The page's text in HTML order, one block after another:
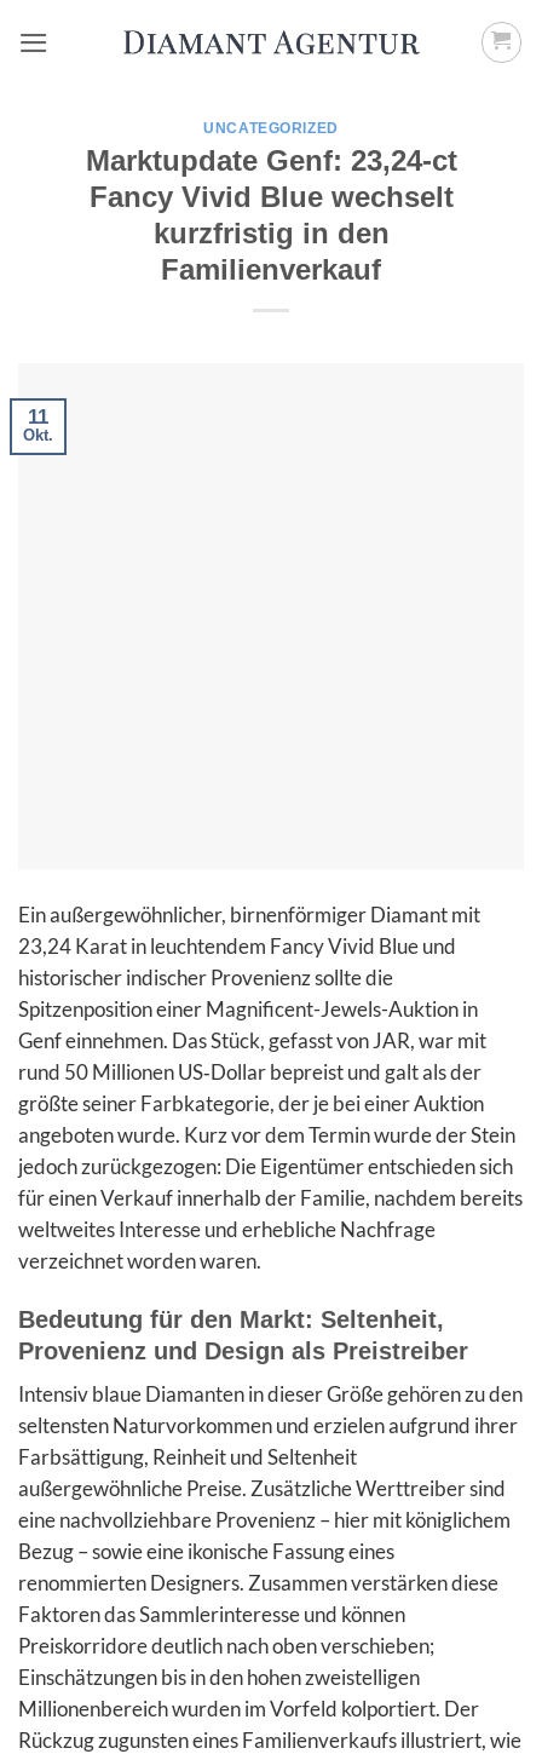
Inhalt
UNCATEGORIZED
Marktupdate Genf: 23,24-ct
Fancy Vivid Blue wechselt
kurzfristig in den
Familienverkauf
11
Okt.
Ein außergewöhnlicher, birnenförmiger Diamant mit
23,24 Karat in leuchtendem Fancy Vivid Blue und
historischer indischer Provenienz sollte die
Spitzenposition einer Magnificent-Jewels-Auktion in
Genf einnehmen. Das Stück, gefasst von JAR, war mit
rund 50 Millionen US‑Dollar bepreist und galt als der
größte seiner Farbkategorie, der je bei einer Auktion
angeboten wurde. Kurz vor dem Termin wurde der Stein
jedoch zurückgezogen: Die Eigentümer entschieden sich
für einen Verkauf innerhalb der Familie, nachdem bereits
weltweites Interesse und erhebliche Nachfrage
verzeichnet worden waren.
Bedeutung für den Markt: Seltenheit,
Provenienz und Design als Preistreiber
Intensiv blaue Diamanten in dieser Größe gehören zu den
seltensten Naturvorkommen und erzielen aufgrund ihrer
Farbsättigung, Reinheit und Seltenheit
außergewöhnliche Preise. Zusätzliche Werttreiber sind
eine nachvollziehbare Provenienz – hier mit königlichem
Bezug – sowie eine ikonische Fassung eines
renommierten Designers. Zusammen verstärken diese
Faktoren das Sammlerinteresse und können
Preiskorridore deutlich nach oben verschieben;
Einschätzungen bis in den hohen zweistelligen
Millionenbereich wurden im Vorfeld kolportiert. Der
Rückzug zugunsten eines Familienverkaufs illustriert, wie